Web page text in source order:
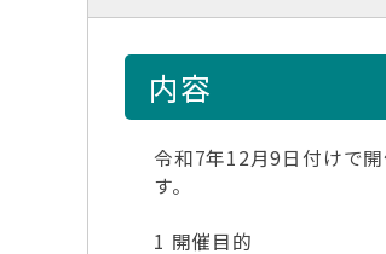
内容
令和7年12月9日付けで
す。
1 開催目的